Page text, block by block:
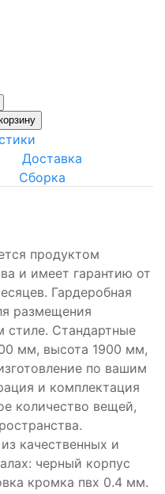
Доставка
Сборка
продуктом
и имеет гарантию от
Гардеробная
размещения
стиле. Стандартные
мм, высота 1900 мм,
по вашим
и комплектация
количество вещей,
качественных и
черный корпус
кромка пвх 0.4 мм.